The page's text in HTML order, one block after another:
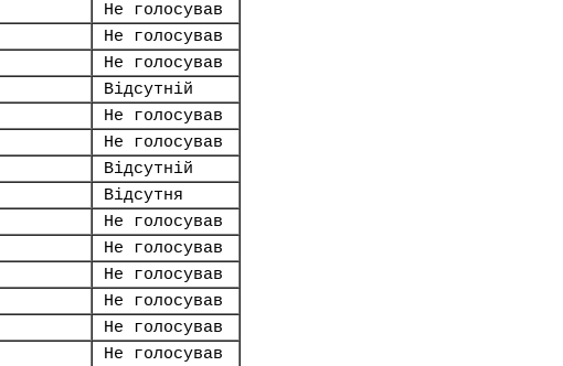
Не голосував
Не голосував
Не голосував
Відсутній
Не голосував
Не голосував
Відсутній
Відсутня
Не голосував
Не голосував
Не голосував
Не голосував
Не голосував
Не голосував